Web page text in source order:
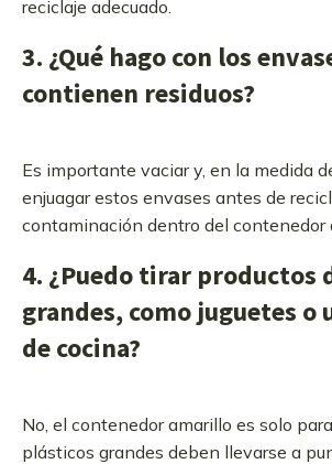
reciclaje adecuado.
3. ¿Qué hago con los
contienen residuos?
Es importante vaciar y, en la medida
enjuagar estos envases antes de
contaminación dentro del contenedor
4. ¿Puedo tirar productos
grandes, como juguetes o
de cocina?
No, el contenedor amarillo es solo
plásticos grandes deben llevarse a